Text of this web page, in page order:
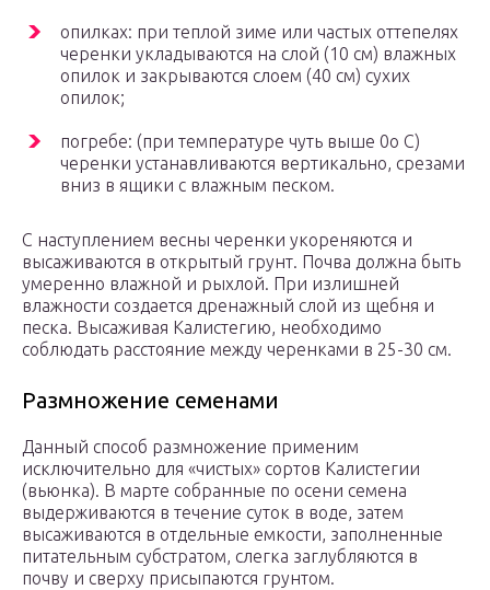
опилках: при теплой зиме или частых оттепелях
черенки укладываются на слой (10 см) влажных
опилок и закрываются слоем (40 см) сухих
опилок;
погребе: (при температуре чуть выше 0о С)
черенки устанавливаются вертикально, срезами
вниз в ящики с влажным песком.
С наступлением весны черенки укореняются и
высаживаются в открытый грунт. Почва должна быть
умеренно влажной и рыхлой. При излишней
влажности создается дренажный слой из щебня и
песка. Высаживая Калистегию, необходимо
соблюдать расстояние между черенками в 25-30 см.
Размножение семенами
Данный способ размножение применим
исключительно для «чистых» сортов Калистегии
(вьюнка). В марте собранные по осени семена
выдерживаются в течение суток в воде, затем
высаживаются в отдельные емкости, заполненные
питательным субстратом, слегка заглубляются в
почву и сверху присыпаются грунтом.